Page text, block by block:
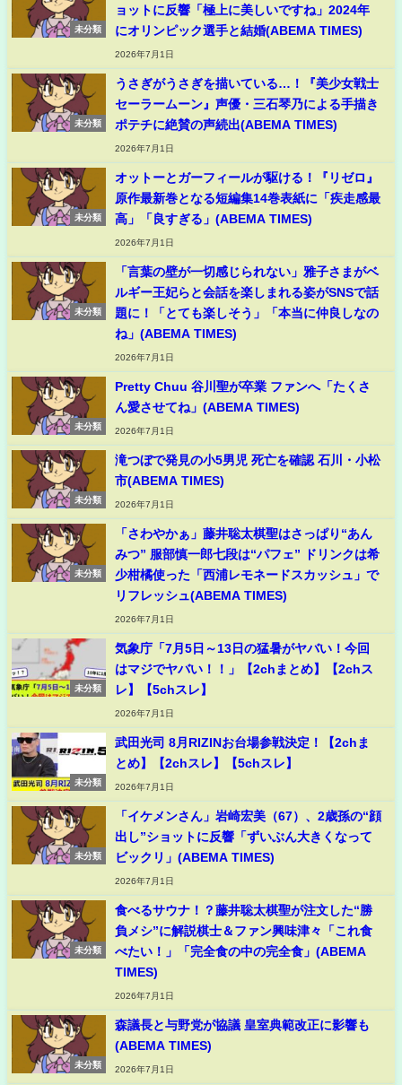
未分類
ョットに反響「極上に美しいですね」2024年
にオリンピック選手と結婚(ABEMA TIMES)
2026年7月1日
未分類
うさぎがうさぎを描いている…！『美少女戦士
セーラームーン』声優・三石琴乃による手描き
ポテチに絶賛の声続出(ABEMA TIMES)
2026年7月1日
未分類
オットーとガーフィールが駆ける！『リゼロ』
原作最新巻となる短編集14巻表紙に「疾走感最
高」「良すぎる」(ABEMA TIMES)
2026年7月1日
未分類
「言葉の壁が一切感じられない」雅子さまがベ
ルギー王妃らと会話を楽しまれる姿がSNSで話
題に！「とても楽しそう」「本当に仲良しなの
ね」(ABEMA TIMES)
2026年7月1日
未分類
Pretty Chuu 谷川聖が卒業 ファンへ「たくさ
ん愛させてね」(ABEMA TIMES)
2026年7月1日
未分類
滝つぼで発見の小5男児 死亡を確認 石川・小松
市(ABEMA TIMES)
2026年7月1日
未分類
「さわやかぁ」藤井聡太棋聖はさっぱり“あん
みつ” 服部慎一郎七段は“パフェ” ドリンクは希
少柑橘使った「西浦レモネードスカッシュ」で
リフレッシュ(ABEMA TIMES)
2026年7月1日
未分類
気象庁「7月5日～13日の猛暑がヤバい！今回
はマジでヤバい！！」【2chまとめ】【2chス
レ】【5chスレ】
2026年7月1日
未分類
武田光司 8月RIZINお台場参戦決定！【2chま
とめ】【2chスレ】【5chスレ】
2026年7月1日
未分類
「イケメンさん」岩崎宏美（67）、2歳孫の“顔
出し”ショットに反響「ずいぶん大きくなって
ビックリ」(ABEMA TIMES)
2026年7月1日
未分類
食べるサウナ！？藤井聡太棋聖が注文した“勝
負メシ”に解説棋士＆ファン興味津々「これ食
べたい！」「完全食の中の完全食」(ABEMA
TIMES)
2026年7月1日
未分類
森議長と与野党が協議 皇室典範改正に影響も
(ABEMA TIMES)
2026年7月1日